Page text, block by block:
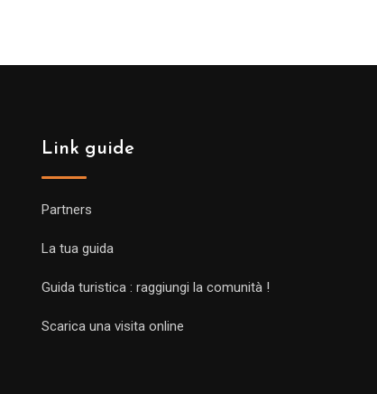
Link guide
Partners
La tua guida
Guida turistica : raggiungi la comunità !
Scarica una visita online